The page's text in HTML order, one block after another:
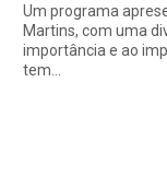
Um programa
Martins, com uma
importância e ao
tem…